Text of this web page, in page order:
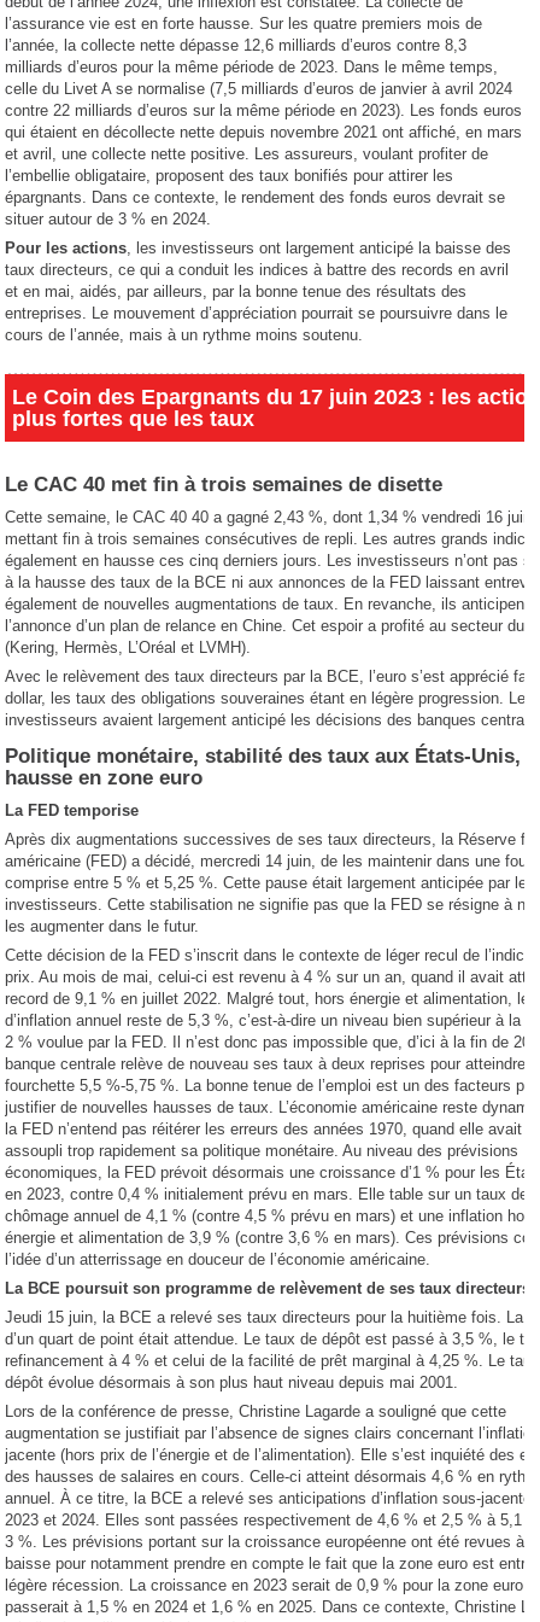
l’assurance vie est en forte hausse. Sur les quatre premiers mois de
l’année, la collecte nette dépasse 12,6 milliards d’euros contre 8,3
milliards d’euros pour la même période de 2023. Dans le même temps,
celle du Livet A se normalise (7,5 milliards d’euros de janvier à avril 2024
contre 22 milliards d’euros sur la même période en 2023). Les fonds euros
qui étaient en décollecte nette depuis novembre 2021 ont affiché, en mars
et avril, une collecte nette positive. Les assureurs, voulant profiter de
l’embellie obligataire, proposent des taux bonifiés pour attirer les
épargnants. Dans ce contexte, le rendement des fonds euros devrait se
situer autour de 3 % en 2024.
Pour les actions , les investisseurs ont largement anticipé la baisse des
taux directeurs, ce qui a conduit les indices à battre des records en avril
et en mai, aidés, par ailleurs, par la bonne tenue des résultats des
entreprises. Le mouvement d’appréciation pourrait se poursuivre dans le
cours de l’année, mais à un rythme moins soutenu.
Le Coin des Epargnants du 17 juin 2023 : les
plus fortes que les taux
Le CAC 40 met fin à trois semaines de disette
Cette semaine, le CAC 40 40 a gagné 2,43 %, dont 1,34 % vendredi 16 juin,
mettant fin à trois semaines consécutives de repli. Les autres grands
également en hausse ces cinq derniers jours. Les investisseurs n’ont pas
à la hausse des taux de la BCE ni aux annonces de la FED laissant
également de nouvelles augmentations de taux. En revanche, ils anticipent
l’annonce d’un plan de relance en Chine. Cet espoir a profité au secteur du
(Kering, Hermès, L’Oréal et LVMH).
Avec le relèvement des taux directeurs par la BCE, l’euro s’est apprécié
dollar, les taux des obligations souveraines étant en légère progression. Les
investisseurs avaient largement anticipé les décisions des banques
Politique monétaire, stabilité des taux aux États-Unis,
hausse en zone euro
La FED temporise
Après dix augmentations successives de ses taux directeurs, la Réserve
américaine (FED) a décidé, mercredi 14 juin, de les maintenir dans une
comprise entre 5 % et 5,25 %. Cette pause était largement anticipée par les
investisseurs. Cette stabilisation ne signifie pas que la FED se résigne à ne
les augmenter dans le futur.
Cette décision de la FED s’inscrit dans le contexte de léger recul de l’indice
prix. Au mois de mai, celui-ci est revenu à 4 % sur un an, quand il avait
record de 9,1 % en juillet 2022. Malgré tout, hors énergie et alimentation, le
d’inflation annuel reste de 5,3 %, c’est-à-dire un niveau bien supérieur à la
2 % voulue par la FED. Il n’est donc pas impossible que, d’ici à la fin de
banque centrale relève de nouveau ses taux à deux reprises pour atteindre
fourchette 5,5 %-5,75 %. La bonne tenue de l’emploi est un des facteurs
justifier de nouvelles hausses de taux. L’économie américaine reste
la FED n’entend pas réitérer les erreurs des années 1970, quand elle avait
assoupli trop rapidement sa politique monétaire. Au niveau des prévisions
économiques, la FED prévoit désormais une croissance d’1 % pour les
en 2023, contre 0,4 % initialement prévu en mars. Elle table sur un taux de
chômage annuel de 4,1 % (contre 4,5 % prévu en mars) et une inflation hors
énergie et alimentation de 3,9 % (contre 3,6 % en mars). Ces prévisions
l’idée d’un atterrissage en douceur de l’économie américaine.
La BCE poursuit son programme de relèvement de ses taux directeurs
Jeudi 15 juin, la BCE a relevé ses taux directeurs pour la huitième fois. La
d’un quart de point était attendue. Le taux de dépôt est passé à 3,5 %, le
refinancement à 4 % et celui de la facilité de prêt marginal à 4,25 %. Le
dépôt évolue désormais à son plus haut niveau depuis mai 2001.
Lors de la conférence de presse, Christine Lagarde a souligné que cette
augmentation se justifiait par l’absence de signes clairs concernant
jacente (hors prix de l’énergie et de l’alimentation). Elle s’est inquiété des
des hausses de salaires en cours. Celle-ci atteint désormais 4,6 % en
annuel. À ce titre, la BCE a relevé ses anticipations d’inflation sous-jacente
2023 et 2024. Elles sont passées respectivement de 4,6 % et 2,5 % à 5,1
3 %. Les prévisions portant sur la croissance européenne ont été revues à
baisse pour notamment prendre en compte le fait que la zone euro est
légère récession. La croissance en 2023 serait de 0,9 % pour la zone euro.
passerait à 1,5 % en 2024 et 1,6 % en 2025. Dans ce contexte, Christine